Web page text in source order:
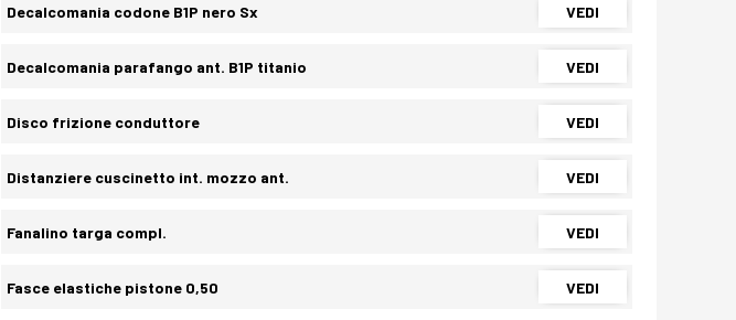
Decalcomania codone B1P nero Sx VEDI
Decalcomania parafango ant. B1P titanio VEDI
Disco frizione conduttore VEDI
Distanziere cuscinetto int. mozzo ant. VEDI
Fanalino targa compl. VEDI
Fasce elastiche pistone 0,50 VEDI